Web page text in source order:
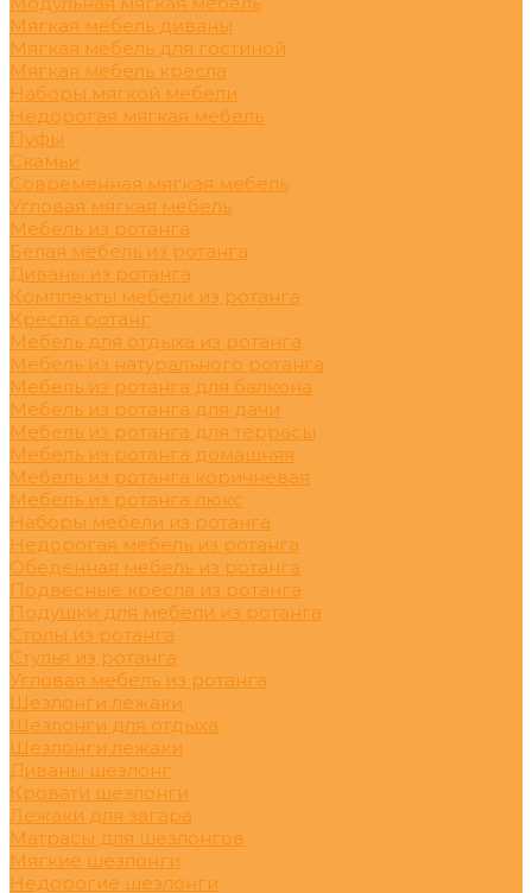
Мягкая мебель диваны
Мягкая мебель для гостиной
Мягкая мебель кресла
Наборы мягкой мебели
Недорогая мягкая мебель
Пуфы
Скамьи
Современная мягкая мебель
Угловая мягкая мебель
Мебель из ротанга
Белая мебель из ротанга
Диваны из ротанга
Комплекты мебели из ротанга
Кресла ротанг
Мебель для отдыха из ротанга
Мебель из натурального ротанга
Мебель из ротанга для балкона
Мебель из ротанга для дачи
Мебель из ротанга для террасы
Мебель из ротанга домашняя
Мебель из ротанга коричневая
Мебель из ротанга люкс
Наборы мебели из ротанга
Недорогая мебель из ротанга
Обеденная мебель из ротанга
Подвесные кресла из ротанга
Подушки для мебели из ротанга
Столы из ротанга
Стулья из ротанга
Угловая мебель из ротанга
Шезлонги лежаки
Шезлонги для отдыха
Шезлонги лежаки
Диваны шезлонг
Кровати шезлонги
Лежаки для загара
Матрасы для шезлонгов
Мягкие шезлонги
Недорогие шезлонги